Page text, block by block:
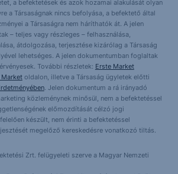
a befektetések és azok hozamai alakulását olyan
a Társaságnak nincs befolyása, a befektető által
a Társaságra nem háríthatók át. A jelen
– teljes vagy részleges – felhasználása,
átdolgozása, terjesztése kizárólag a Társaság
lehetséges. A jelen dokumentumban foglaltak
További részletek: Erste Market
oldalon, illetve a Társaság ügyletek előtti
. Jelen dokumentum a rá irányadó
közleménynek minősül, nem a befektetéssel
előmozdítását célzó jogi
készült, nem érinti a befektetéssel
megelőző kereskedésre vonatkozó tiltás.
Zrt. felügyeleti szerve a Magyar Nemzeti